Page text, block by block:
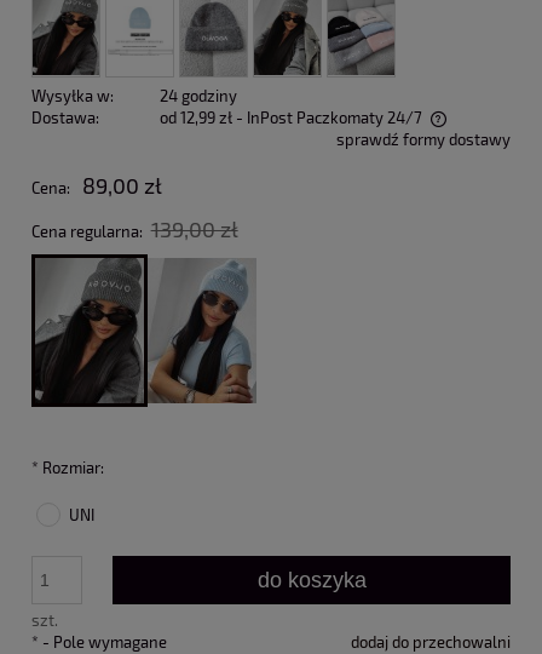
Wysyłka w:
24 godziny
Dostawa:
od 12,99 zł - InPost Paczkomaty 24/7
Cena nie zawiera ewentualnych kosztów płatnościsprawdź formy dostawy
Cena: 89,00 zł
Cena regularna: 139,00 zł
* Rozmiar:
UNI
szt.
do koszyka
dodaj do przechowalni
* - Pole wymagane